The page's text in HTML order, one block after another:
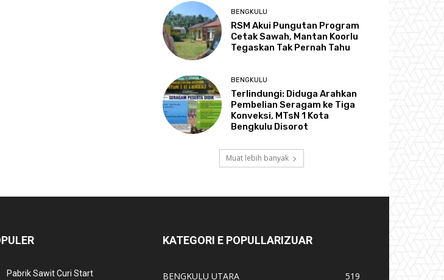
BENGKULU
RSM Akui Pungutan Program
Cetak Sawah, Mantan Koorlu
Tegaskan Tak Pernah Tahu
BENGKULU
Terlindungi: Diduga Arahkan
Pembelian Seragam ke Tiga
Konveksi, MTsN 1 Kota
Bengkulu Disorot
Muat lebih banyak
Pabrik Sawit Curi Start
KATEGORI E POPULLARIZUAR
BENGKULU UTARA
519